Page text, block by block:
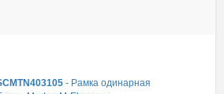
- Рамка одинарная